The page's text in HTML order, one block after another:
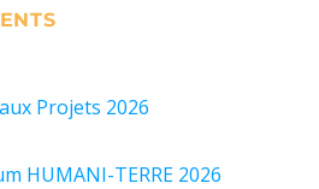
Projets 2026
HUMANI-TERRE 2026